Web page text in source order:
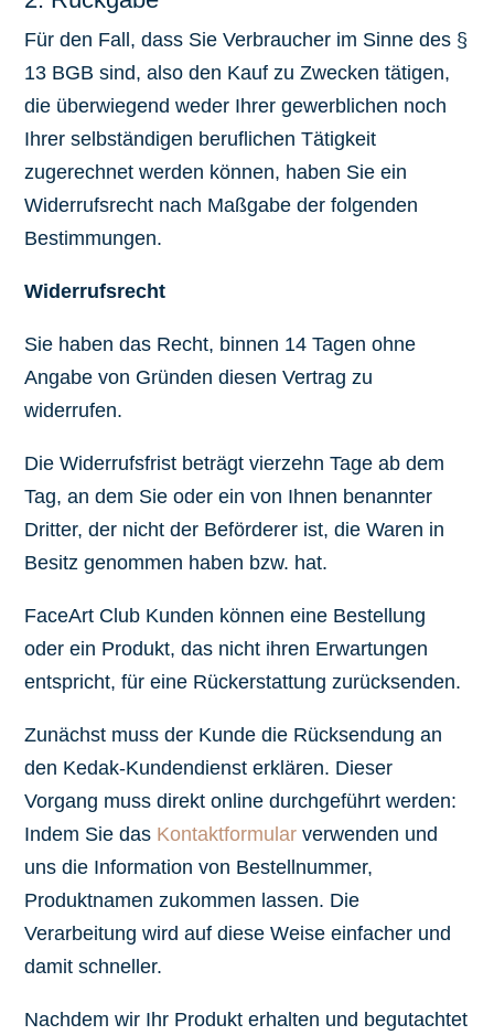
Für den Fall, dass Sie Verbraucher im Sinne des §
13 BGB sind, also den Kauf zu Zwecken tätigen,
die überwiegend weder Ihrer gewerblichen noch
Ihrer selbständigen beruflichen Tätigkeit
zugerechnet werden können, haben Sie ein
Widerrufsrecht nach Maßgabe der folgenden
Bestimmungen.
Widerrufsrecht
Sie haben das Recht, binnen 14 Tagen ohne
Angabe von Gründen diesen Vertrag zu
widerrufen.
Die Widerrufsfrist beträgt vierzehn Tage ab dem
Tag, an dem Sie oder ein von Ihnen benannter
Dritter, der nicht der Beförderer ist, die Waren in
Besitz genommen haben bzw. hat.
FaceArt Club Kunden können eine Bestellung
oder ein Produkt, das nicht ihren Erwartungen
entspricht, für eine Rückerstattung zurücksenden.
Zunächst muss der Kunde die Rücksendung an
den Kedak-Kundendienst erklären. Dieser
Vorgang muss direkt online durchgeführt werden:
Indem Sie das Kontaktformular verwenden und
uns die Information von Bestellnummer,
Produktnamen zukommen lassen. Die
Verarbeitung wird auf diese Weise einfacher und
damit schneller.
Nachdem wir Ihr Produkt erhalten und begutachtet